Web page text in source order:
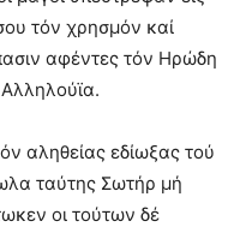
τόν χρησμόν καί
αφέντες τόν Ηρώδη
αληθείας εδίωξας τού
ταύτης Σωτήρ μή
οι τούτων δέ